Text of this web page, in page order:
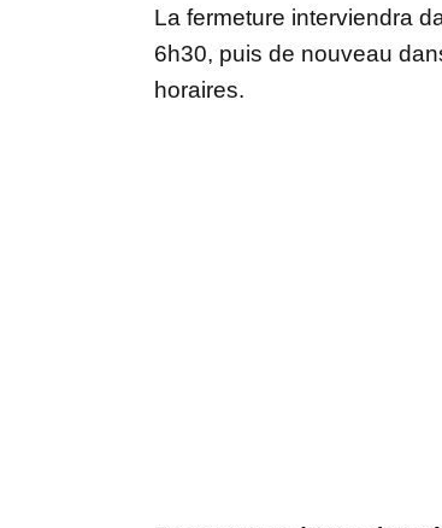
La fermeture interviendra
6h30, puis de nouveau
horaires.